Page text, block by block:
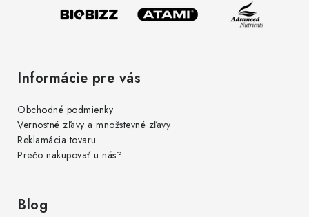
Informácie pre vás
Obchodné podmienky
Vernostné zľavy a množstevné zľavy
Reklamácia tovaru
Prečo nakupovať u nás?
Blog